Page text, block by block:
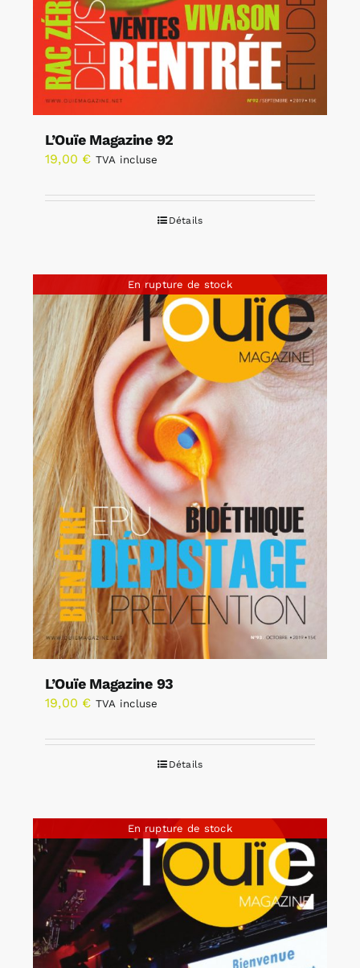
L’Ouïe Magazine 92
19,00 € TVA incluse
Détails
En rupture de stock
L’Ouïe Magazine 93
19,00 € TVA incluse
Détails
En rupture de stock